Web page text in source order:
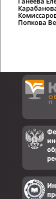
Попкова